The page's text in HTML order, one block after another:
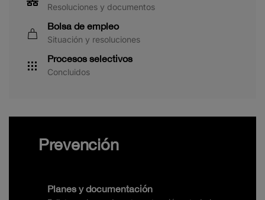
Resoluciones y documentos
Bolsa de empleo
Situación y resoluciones
Procesos selectivos
Concluidos
Prevención
Planes y documentación